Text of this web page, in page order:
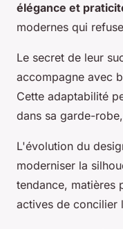
élégance et
modernes qui
Le secret de leur
accompagne avec
Cette adaptabilité
dans sa garde-
L'évolution du
moderniser la
tendance, matières
actives de concilier